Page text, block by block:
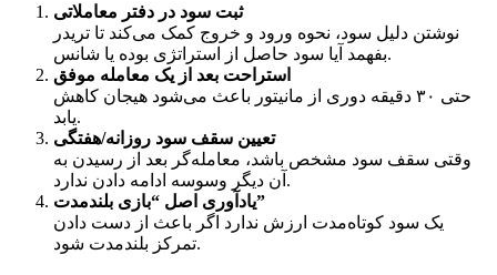
ثبت سود در دفتر معاملاتی
نوشتن دلیل سود، نحوه ورود و خروج کمک می‌کند تا تریدر
بفهمد آیا سود حاصل از استراتژی بوده یا شانس.
استراحت بعد از یک معامله موفق
حتی ۳۰ دقیقه دوری از مانیتور باعث می‌شود هیجان کاهش
یابد.
تعیین سقف سود روزانه/هفتگی
وقتی سقف سود مشخص باشد، معامله‌گر بعد از رسیدن به
آن دیگر وسوسه ادامه دادن ندارد.
یادآوری اصل “بازی بلندمدت”
یک سود کوتاه‌مدت ارزش ندارد اگر باعث از دست دادن
تمرکز بلندمدت شود.